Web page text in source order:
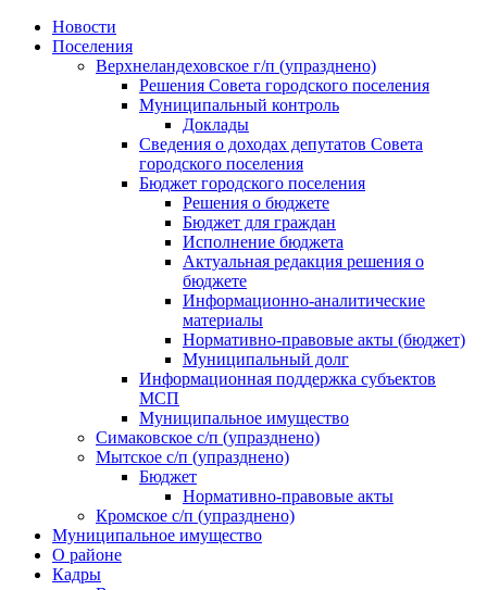
Skip
Новости
Поселения
Верхнеландеховское г/п (упразднено)
Решения Совета городского поселения
Муниципальный контроль
Доклады
Сведения о доходах депутатов Совета
городского поселения
Бюджет городского поселения
Решения о бюджете
Бюджет для граждан
Исполнение бюджета
Актуальная редакция решения о
бюджете
Информационно-аналитические
материалы
Нормативно-правовые акты (бюджет)
Муниципальный долг
Информационная поддержка субъектов
МСП
Муниципальное имущество
Симаковское с/п (упразднено)
Мытское с/п (упразднено)
Бюджет
Нормативно-правовые акты
Кромское с/п (упразднено)
Муниципальное имущество
О районе
Кадры